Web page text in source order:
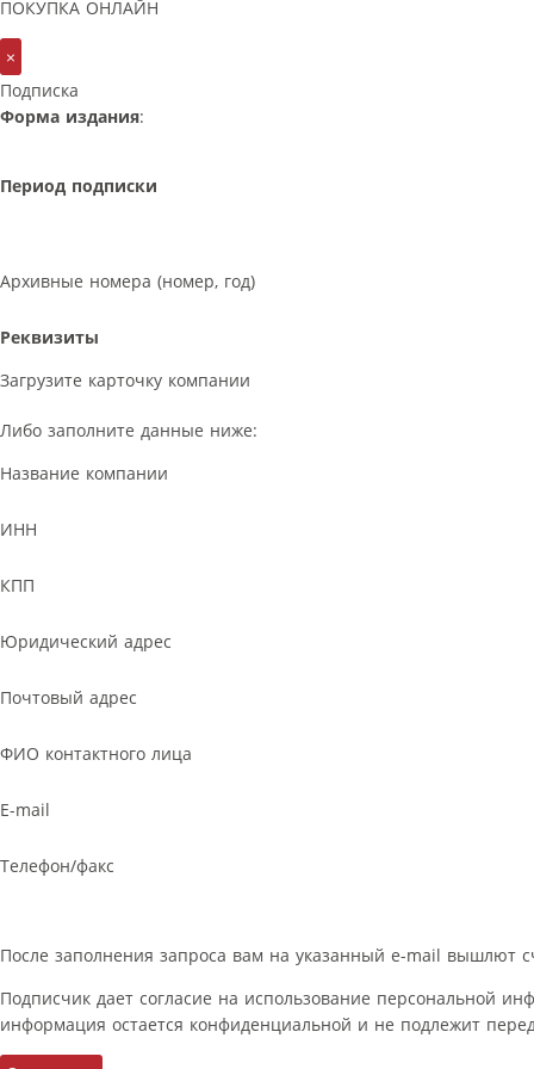
ПОКУПКА ОНЛАЙН
×
Подписка
Форма издания:
Период подписки
Архивные номера (номер, год)
Реквизиты
Загрузите карточку компании
Либо заполните данные ниже:
Название компании
ИНН
КПП
Юридический адрес
Почтовый адрес
ФИО контактного лица
E-mail
Телефон/факс
После заполнения запроса вам на указанный e-mail вышлют
Подписчик дает согласие на использование персональной
информация остается конфиденциальной и не подлежит